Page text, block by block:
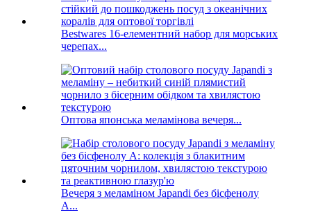
Bestwares 16-елементний набор для морських
черепах...
Оптова японська меламінова вечеря...
Вечеря з меламіном Japandi без бісфенолу
А...